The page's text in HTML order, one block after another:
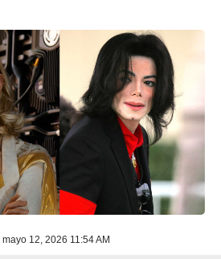
12, 2026 11:54 AM